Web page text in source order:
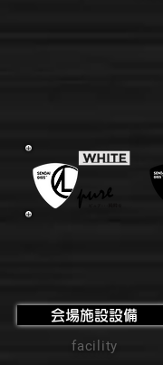
会場施設設備
facility